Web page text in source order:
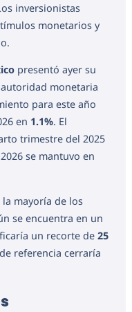
inversionistas
monetarios y
presentó ayer su
monetaria
para este año
en 1.1%. El
trimestre del 2025
se mantuvo en
mayoría de los
se encuentra en un
un recorte de 25
referencia cerraría